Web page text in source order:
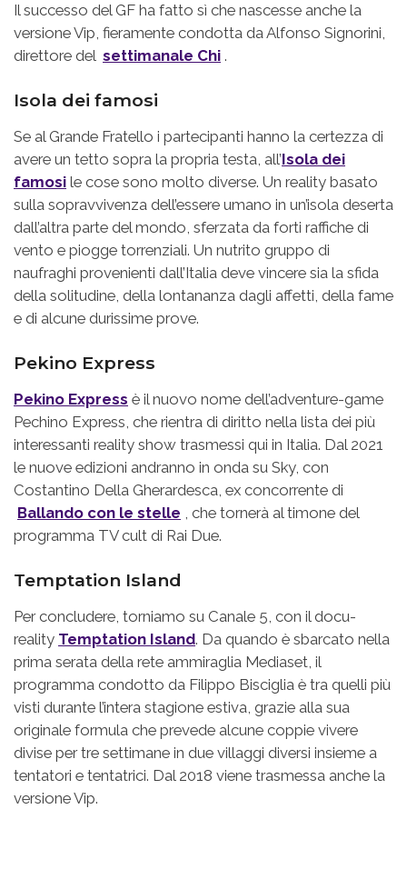
Il successo del GF ha fatto sì che nascesse anche la
versione Vip, fieramente condotta da Alfonso Signorini,
direttore del settimanale Chi .
Isola dei famosi
Se al Grande Fratello i partecipanti hanno la certezza di
avere un tetto sopra la propria testa, all’Isola dei
famosi le cose sono molto diverse. Un reality basato
sulla sopravvivenza dell’essere umano in un’isola deserta
dall’altra parte del mondo, sferzata da forti raffiche di
vento e piogge torrenziali. Un nutrito gruppo di
naufraghi provenienti dall’Italia deve vincere sia la sfida
della solitudine, della lontananza dagli affetti, della fame
e di alcune durissime prove.
Pekino Express
Pekino Express è il nuovo nome dell’adventure-game
Pechino Express, che rientra di diritto nella lista dei più
interessanti reality show trasmessi qui in Italia. Dal 2021
le nuove edizioni andranno in onda su Sky, con
Costantino Della Gherardesca, ex concorrente di
Ballando con le stelle , che tornerà al timone del
programma TV cult di Rai Due.
Temptation Island
Per concludere, torniamo su Canale 5, con il docu-
reality Temptation Island. Da quando è sbarcato nella
prima serata della rete ammiraglia Mediaset, il
programma condotto da Filippo Bisciglia è tra quelli più
visti durante l’intera stagione estiva, grazie alla sua
originale formula che prevede alcune coppie vivere
divise per tre settimane in due villaggi diversi insieme a
tentatori e tentatrici. Dal 2018 viene trasmessa anche la
versione Vip.